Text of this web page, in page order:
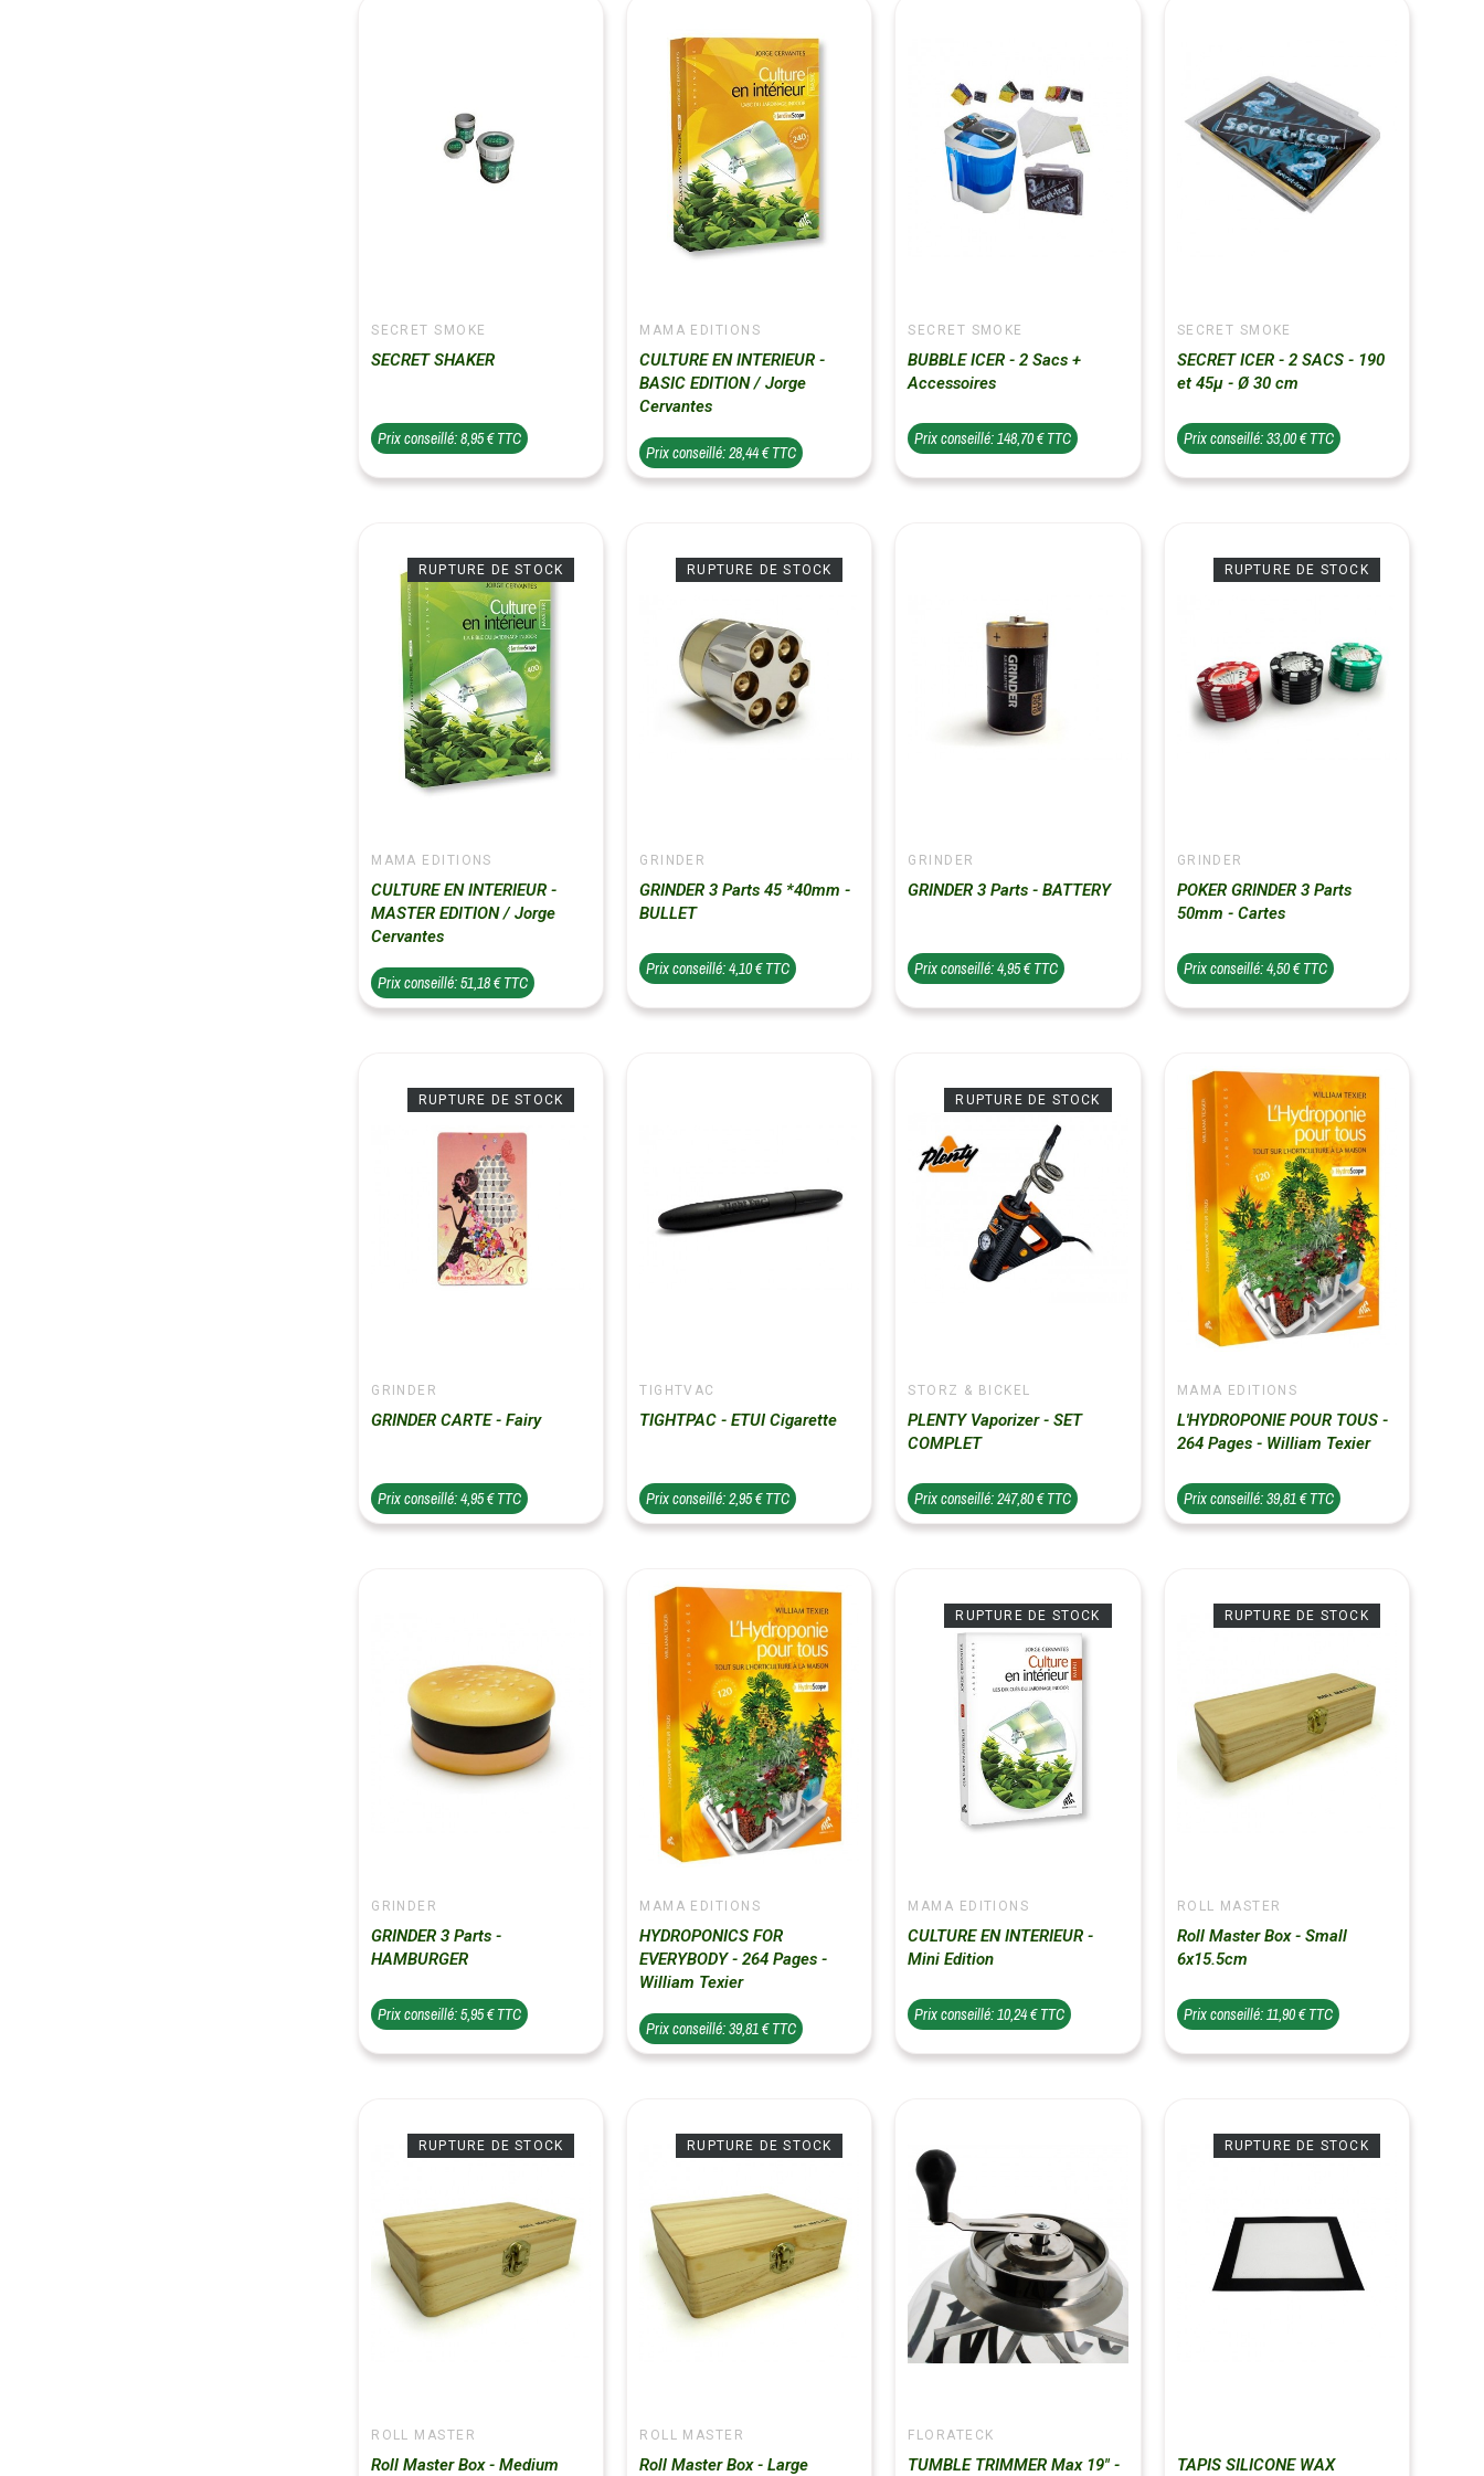
SECRET SMOKE
SECRET SHAKER
Prix conseillé: 8,95 € TTC
MAMA EDITIONS
CULTURE EN INTERIEUR -
BASIC EDITION / Jorge
Cervantes
Prix conseillé: 28,44 € TTC
SECRET SMOKE
BUBBLE ICER - 2 Sacs +
Accessoires
Prix conseillé: 148,70 € TTC
SECRET SMOKE
SECRET ICER - 2 SACS - 190
et 45µ - Ø 30 cm
Prix conseillé: 33,00 € TTC
RUPTURE DE STOCK
MAMA EDITIONS
CULTURE EN INTERIEUR -
MASTER EDITION / Jorge
Cervantes
Prix conseillé: 51,18 € TTC
RUPTURE DE STOCK
GRINDER
GRINDER 3 Parts 45 *40mm -
BULLET
Prix conseillé: 4,10 € TTC
GRINDER
GRINDER 3 Parts - BATTERY
Prix conseillé: 4,95 € TTC
RUPTURE DE STOCK
GRINDER
POKER GRINDER 3 Parts
50mm - Cartes
Prix conseillé: 4,50 € TTC
RUPTURE DE STOCK
GRINDER
GRINDER CARTE - Fairy
Prix conseillé: 4,95 € TTC
TIGHTVAC
TIGHTPAC - ETUI Cigarette
Prix conseillé: 2,95 € TTC
RUPTURE DE STOCK
STORZ & BICKEL
PLENTY Vaporizer - SET
COMPLET
Prix conseillé: 247,80 € TTC
MAMA EDITIONS
L'HYDROPONIE POUR TOUS -
264 Pages - William Texier
Prix conseillé: 39,81 € TTC
GRINDER
GRINDER 3 Parts -
HAMBURGER
Prix conseillé: 5,95 € TTC
MAMA EDITIONS
HYDROPONICS FOR
EVERYBODY - 264 Pages -
William Texier
Prix conseillé: 39,81 € TTC
RUPTURE DE STOCK
MAMA EDITIONS
CULTURE EN INTERIEUR -
Mini Edition
Prix conseillé: 10,24 € TTC
RUPTURE DE STOCK
ROLL MASTER
Roll Master Box - Small
6x15.5cm
Prix conseillé: 11,90 € TTC
RUPTURE DE STOCK
ROLL MASTER
Roll Master Box - Medium
RUPTURE DE STOCK
ROLL MASTER
Roll Master Box - Large
FLORATECK
TUMBLE TRIMMER Max 19" -
RUPTURE DE STOCK
TAPIS SILICONE WAX